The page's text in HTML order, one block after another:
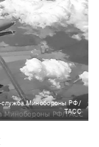
служба Минобороны РФ/
ТАСС